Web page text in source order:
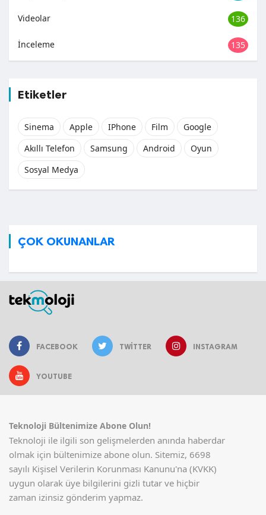
Videolar 136
İnceleme 135
Etiketler
Sinema Apple IPhone Film
Google
Akıllı Telefon
Samsung Android
Oyun
Sosyal Medya
ÇOK OKUNANLAR
FACEBOOK TWITTER INSTAGRAM
YOUTUBE
Teknoloji Bültenimize Abone Olun!
Teknoloji ile ilgili son gelişmelerden anında haberdar
olmak için bültenimize abone olun. Sitemiz, 6698
sayılı Kişisel Verilerin Korunması Kanunu'na (KVKK)
uygun olarak üye bilgilerini gizli tutar ve hiçbir
zaman izinsiz gönderim yapmaz.